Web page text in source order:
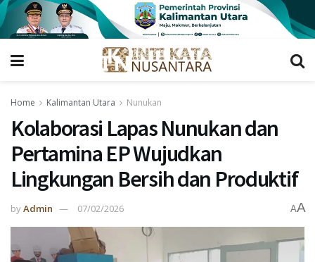
Home Kalimantan Utara Nunukan
Kolaborasi Lapas Nunukan dan
Pertamina EP Wujudkan
Lingkungan Bersih dan Produktif
byAdmin 07/02/2026 AA